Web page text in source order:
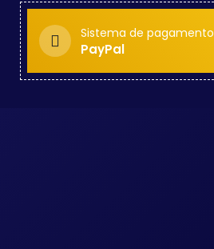
Sistema de pagamento
PayPal